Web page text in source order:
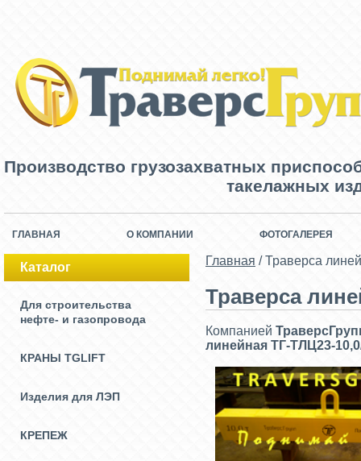
Производство грузозахватных
такелажных
ГЛАВНАЯ О КОМПАНИИ ФОТОГАЛЕРЕЯ
Каталог
Для строительства
нефте- и газопровода
КРАНЫ TGLIFT
Изделия для ЛЭП
КРЕПЕЖ
Главная /Траверса
Траверса
Компанией
линейная ТГ-ТЛЦ23-10